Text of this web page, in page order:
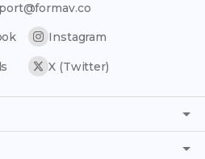
Instagram
X (Twitter)